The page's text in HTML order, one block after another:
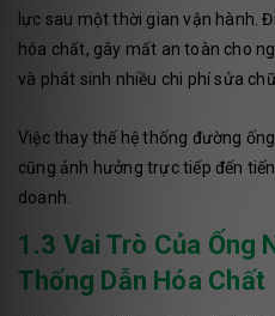
lực sau một thời gian vận hành.
hóa chất, gây mất an toàn cho
và phát sinh nhiều chi phí sửa
Việc thay thế hệ thống đường
cũng ảnh hưởng trực tiếp đến
doanh.
1.3 Vai Trò Của Ống
Thống Dẫn Hóa Chất